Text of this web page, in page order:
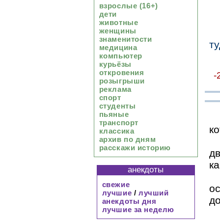
-
взрослые (16+)
дети
животные
женщины
знаменитости
медицина
компьютер
курьёзы
откровения
розыгрыши
реклама
спорт
студенты
пьяные
транспорт
классика
архив по дням
расскажи историю
анекдоты
свежие
лучшие / лучший
анекдоты дня
лучшие за неделю